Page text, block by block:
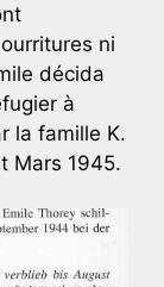
ni
décida
à
la famille K.
Mars 1945.